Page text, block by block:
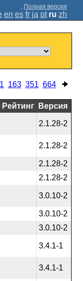
; Полная версия
en es fr ja pt ru zh
163 351 664
Рейтинг Версия
2.1.28-2
2.1.28-2
2.1.28-2
2.1.28-2
3.0.10-2
3.0.10-2
3.0.10-2
3.4.1-1
3.4.1-1